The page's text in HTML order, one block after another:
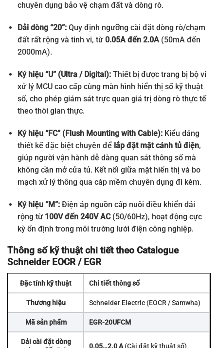
chuyên dụng bảo vệ chạm đất và dòng rò.
Dải dòng “20”:Quy định ngưỡng cài đặt dòng rò/chạm
đất rất rộng và tinh vi, từ0.05A đến 2.0A(50mA đến
2000mA).
Ký hiệu “U” (Ultra / Digital):Thiết bị được trang bị bộ vi
xử lý MCU cao cấp cùng màn hình hiển thị số kỹ thuật
số, cho phép giám sát trực quan giá trị dòng rò thực tế
theo thời gian thực.
Ký hiệu “FC” (Flush Mounting with Cable):Kiểu dáng
thiết kế đặc biệt chuyên để lắp đặt mặt cánh tủ điện,
giúp người vận hành dễ dàng quan sát thông số mà
không cần mở cửa tủ. Kết nối giữa mặt hiển thị và bo
mạch xử lý thông qua cáp mềm chuyên dụng đi kèm.
Ký hiệu “M”:Điện áp nguồn cấp nuôi điều khiển dải
rộng từ 100V đến 240V AC(50/60Hz), hoạt động cực
kỳ ổn định trong môi trường lưới điện công nghiệp.
Thông số kỹ thuật chi tiết theo Catalogue
Schneider EOCR / EGR
Đặc tính kỹ thuật Chi tiết thông số
Thương hiệu Schneider Electric (EOCR / Samwha)
Mã sản phẩm EGR-20UFCM
Dải cài đặt dòng
0.05…2.0 A(Cài đặt kỹ thuật số)